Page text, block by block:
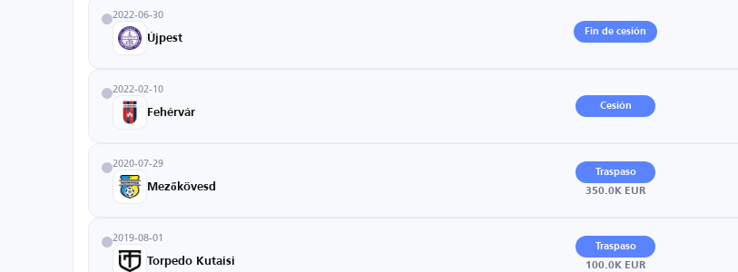
2022-06-30
Újpest
Fin de cesión
2022-02-10
Fehérvár
Cesión
2020-07-29
Mezőkövesd
Traspaso
350.0K EUR
2019-08-01
Torpedo Kutaisi
Traspaso
100.0K EUR